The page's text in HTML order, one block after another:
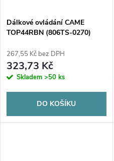
Dálkové ovládání CAME
TOP44RBN (806TS-0270)
267,55 Kč bez DPH
323,73 Kč
Skladem >50 ks
DO KOŠÍKU